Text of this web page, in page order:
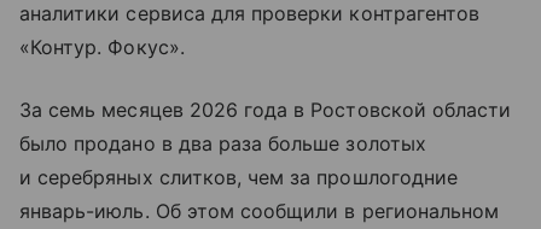
аналитики сервиса для проверки контрагентов
«Контур. Фокус».
За семь месяцев 2026 года в Ростовской области
было продано в два раза больше золотых
и серебряных слитков, чем за прошлогодние
январь-июль. Об этом сообщили в региональном